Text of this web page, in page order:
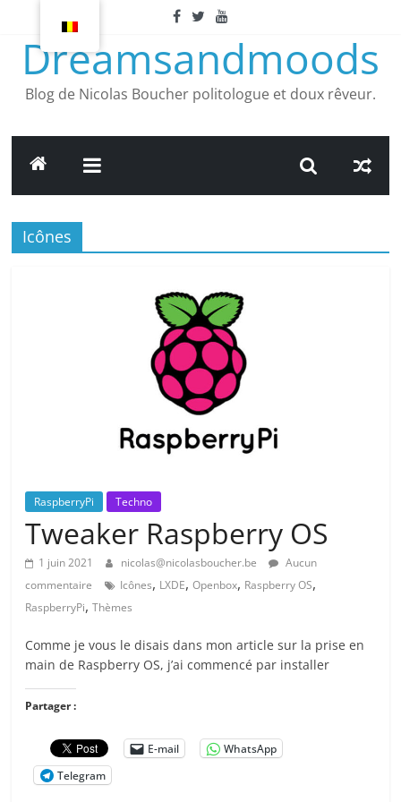
Dreamsandmoods
Blog de Nicolas Boucher politologue et doux rêveur.
Icônes
RaspberryPi Techno
Tweaker Raspberry OS
1 juin 2021 nicolas@nicolasboucher.be
Aucun
commentaire
Icônes, LXDE,Openbox, Raspberry OS,
RaspberryPi,Thèmes
Comme je vous le disais dans mon article sur la prise en
main de Raspberry OS, j’ai commencé par installer
Partager :
E-mail
WhatsApp
Telegram